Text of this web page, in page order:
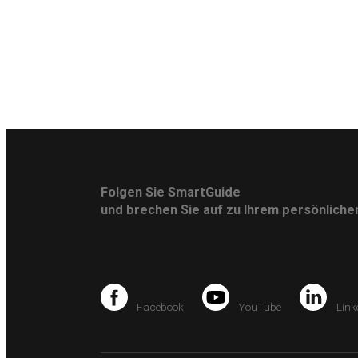
Folgen Sie SmartGuide
und brechen Sie auf zu Ihrem
Facebook YouTube